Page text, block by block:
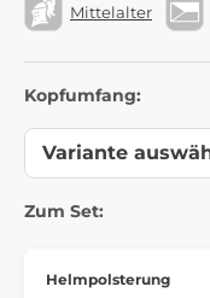
Mittelalter
Kopfumfang:
Zum Set:
Helmpolsterung